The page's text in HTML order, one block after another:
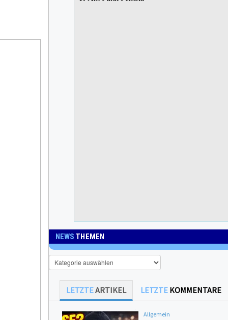
NEWSTHEMEN
News
Themen
LETZTEARTIKEL LETZTE KOMMENTARE
Allgemein